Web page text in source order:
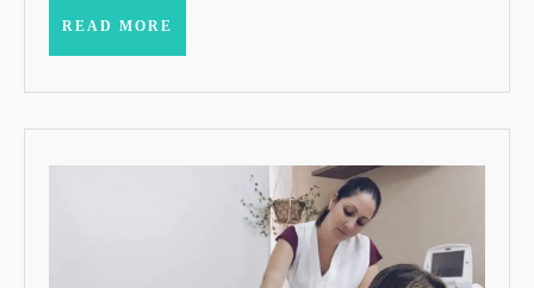
DA
VOGUE
2020
READ MORE